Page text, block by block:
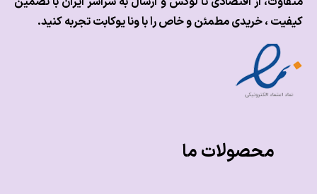
، خریدی مطمئن و خاص را با ونا یوکابت تجربه کنید.
محصولات ما